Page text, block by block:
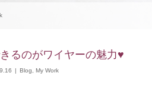
るのがワイヤーの魅力♥
Blog My Work